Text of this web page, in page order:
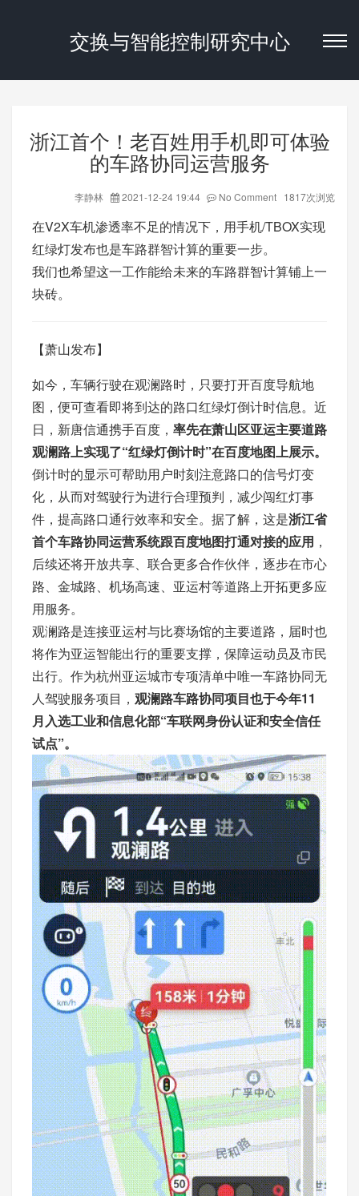
交换与智能控制研究中心
浙江首个！老百姓用手机即可体验
的车路协同运营服务
李静林 2021-12-24 19:44 No Comment 1817次浏览
在V2X车机渗透率不足的情况下，用手机/TBOX实现
红绿灯发布也是车路群智计算的重要一步。
我们也希望这一工作能给未来的车路群智计算铺上一
块砖。
【萧山发布】
如今，车辆行驶在观澜路时，只要打开百度导航地
图，便可查看即将到达的路口红绿灯倒计时信息。近
日，新唐信通携手百度， 率先在萧山区亚运主要道路
观澜路上实现了“红绿灯倒计时”在百度地图上展示。
倒计时的显示可帮助用户时刻注意路口的信号灯变
化，从而对驾驶行为进行合理预判，减少闯红灯事
件，提高路口通行效率和安全。据了解，这是浙江省
首个车路协同运营系统跟百度地图打通对接的应用 ，
后续还将开放共享、联合更多合作伙伴，逐步在市心
路、金城路、机场高速、亚运村等道路上开拓更多应
用服务。
观澜路是连接亚运村与比赛场馆的主要道路，届时也
将作为亚运智能出行的重要支撑，保障运动员及市民
出行。作为杭州亚运城市专项清单中唯一车路协同无
人驾驶服务项目， 观澜路车路协同项目也于今年11
月入选工业和信息化部“车联网身份认证和安全信任
试点”。